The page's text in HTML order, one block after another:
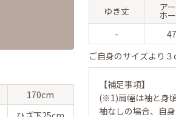
170cm
ゆき丈
ア
ホ
-
47
ご自身のサイズより
【補足事項】
(※1)肩幅は袖と身
袖なしの場合、自